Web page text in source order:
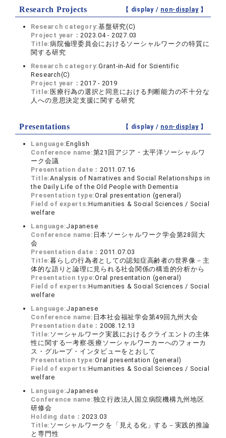
Research Projects 【 display / non-display】
Research category:基盤研究(C)
Project year：2023.04 - 2027.03
Title:病院倫理委員会におけるソーシャルワークの特質に
関する研究
Research category:Grant-in-Aid for Scientific
Research(C)
Project year：2017 - 2019
Title: 医療行為の選択と同意における判断能力の不十分な
人への意思決定支援に関する研究
Presentations 【 display / non-display】
Language:English
Conference name:第21回アジア・太平洋ソーシャルワ
ーク会議
Presentation date：2011.07.16
Title:Analysis of Narratives and Social Relationships in
the Daily Life of the Old People with Dementia
Presentation type:Oral presentation (general)
Field of experts:Humanities & Social Sciences / Social
welfare
Language:Japanese
Conference name: 日本ソーシャルワーク学会第28回大
会
Presentation date：2011.07.03
Title:暮らしの行為者としての認知症高齢者の世界像－主
体的な語りと論理に見られる社会関係の構造的分析から
Presentation type:Oral presentation (general)
Field of experts:Humanities & Social Sciences / Social
welfare
Language:Japanese
Conference name: 日本社会福祉学会第49回九州大会
Presentation date：2008.12.13
Title: ソーシャルワーク実践におけるクライエントの主体
性に関する一考察-医療ソーシャルワーカーへのフォーカ
ス・グループ・インタビューをとおして
Presentation type:Oral presentation (general)
Field of experts:Humanities & Social Sciences / Social
welfare
Language:Japanese
Conference name:独立行政法人国立病院機構九州地区
研修会
Holding date：2023.03
Title: ソーシャルワークを「見える化」する－実践的推論
と専門性